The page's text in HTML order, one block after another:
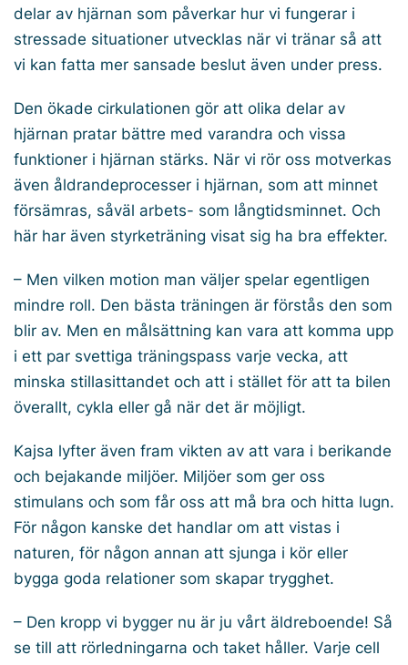
delar av hjärnan som påverkar hur vi fungerar i
stressade situationer utvecklas när vi tränar så att
vi kan fatta mer sansade beslut även under press.
Den ökade cirkulationen gör att olika delar av
hjärnan pratar bättre med varandra och vissa
funktioner i hjärnan stärks. När vi rör oss motverkas
även åldrandeprocesser i hjärnan, som att minnet
försämras, såväl arbets- som långtidsminnet. Och
här har även styrketräning visat sig ha bra effekter.
– Men vilken motion man väljer spelar egentligen
mindre roll. Den bästa träningen är förstås den som
blir av. Men en målsättning kan vara att komma upp
i ett par svettiga träningspass varje vecka, att
minska stillasittandet och att i stället för att ta bilen
överallt, cykla eller gå när det är möjligt.
Kajsa lyfter även fram vikten av att vara i berikande
och bejakande miljöer. Miljöer som ger oss
stimulans och som får oss att må bra och hitta lugn.
För någon kanske det handlar om att vistas i
naturen, för någon annan att sjunga i kör eller
bygga goda relationer som skapar trygghet.
– Den kropp vi bygger nu är ju vårt äldreboende! Så
se till att rörledningarna och taket håller. Varje cell